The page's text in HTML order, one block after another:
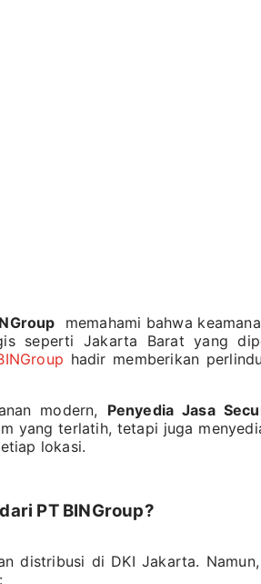
memahami bahwa
seperti Jakarta Barat yang
hadir memberikan
modern, Penyedia Jasa
yang terlatih, tetapi juga
lokasi.
PT BINGroup?
distribusi di DKI Jakarta.